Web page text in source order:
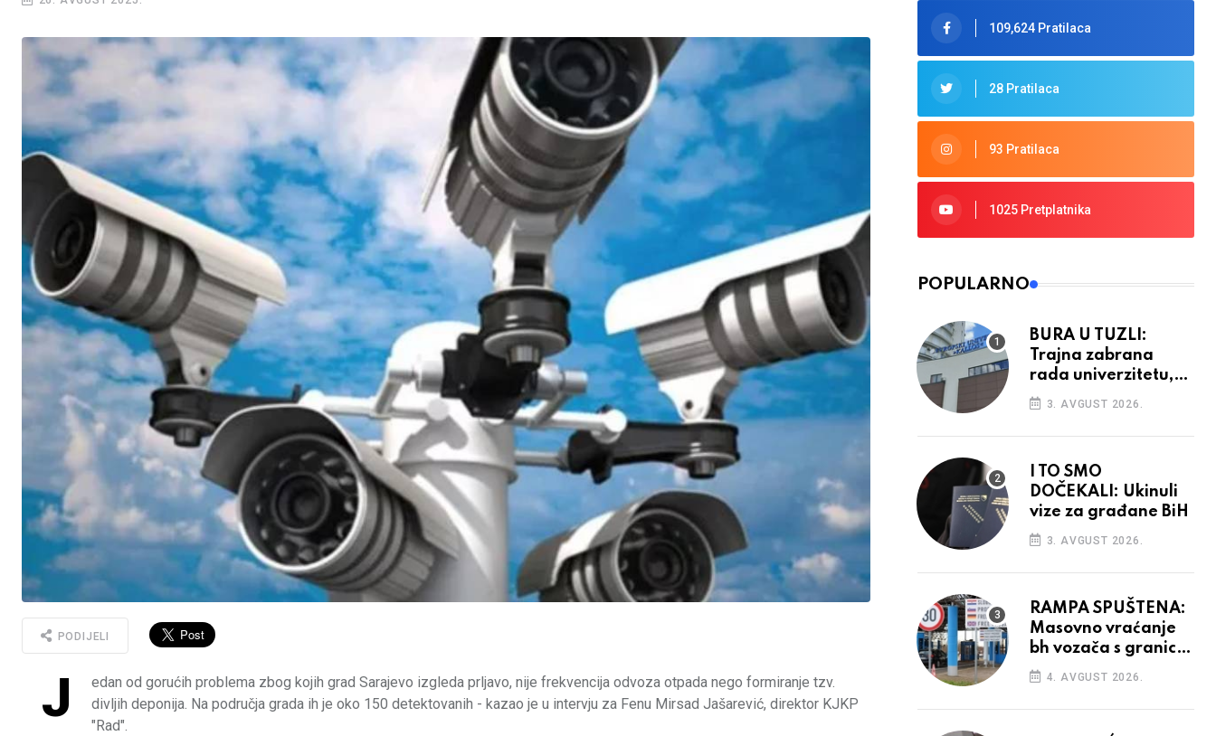
PODIJELI
J
edan od gorućih problema zbog kojih grad Sarajevo izgleda prljavo, nije frekvencija odvoza otpada nego formiranje tzv.
divljih deponija. Na područja grada ih je oko 150 detektovanih - kazao je u intervju za Fenu Mirsad Jašarević, direktor KJKP
"Rad".
109,624 Pratilaca
28 Pratilaca
93 Pratilaca
1025 Pretplatnika
POPULARNO
BURA U TUZLI:
Trajna zabrana
rada univerzitetu,
provedba sudskih
odluka
3. AVGUST 2026.
I TO SMO
DOČEKALI: Ukinuli
vize za građane BiH
3. AVGUST 2026.
RAMPA SPUŠTENA:
Masovno vraćanje
bh vozača s granica
EU, protesti na
vidiku
4. AVGUST 2026.